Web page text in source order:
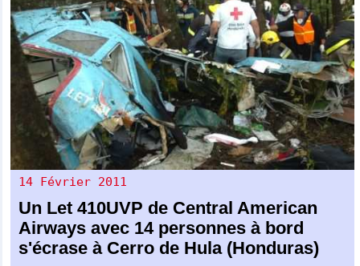
14 Février 2011
Un Let 410UVP de Central American
Airways avec 14 personnes à bord
s'écrase à Cerro de Hula (Honduras)